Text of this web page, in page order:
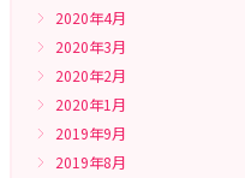
2020年4月
2020年3月
2020年2月
2020年1月
2019年9月
2019年8月